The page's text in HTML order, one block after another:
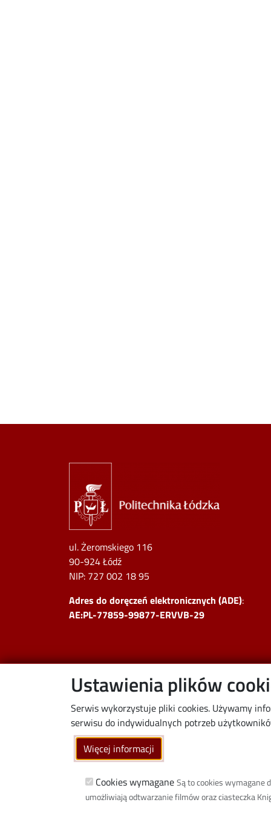
Ustawienia plików
Serwis wykorzystuje pliki cookies. Używamy
serwisu do indywidualnych potrzeb
Więcej informacji
Cookies wymaganeSą to cookies wymagane
umożliwiają odtwarzanie filmów oraz ciasteczka
ul. Żeromskiego 116
90-924 Łódź
NIP: 727 002 18 95
Adres do doręczeń elektronicznych (ADE):
AE:PL-77859-99877-ERVVB-29